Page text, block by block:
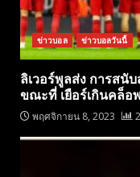
ข่าวบอล ข่าวบอลวันนี้
ลิเวอร์พูลส่ง การสนั
ขณะที่ เยือร์เกินคล็อพ
พฤศจิกายน 8, 2023